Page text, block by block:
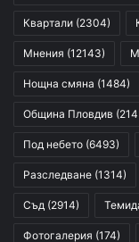
Квартали (2304)
Мнения (12143)
Нощна смяна (1484)
Община Пловдив
Под небето (6493)
Разследване (1314)
Съд (2914)
Фотогалерия (174)